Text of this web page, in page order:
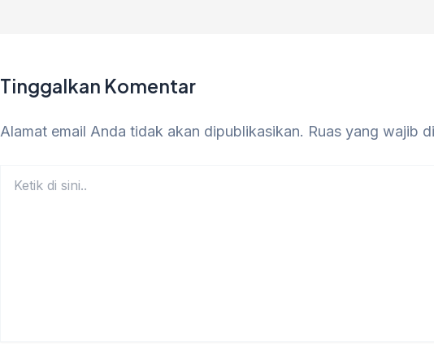
Tinggalkan Komentar
Alamat email Anda tidak akan dipublikasikan. Ruas yang wajib